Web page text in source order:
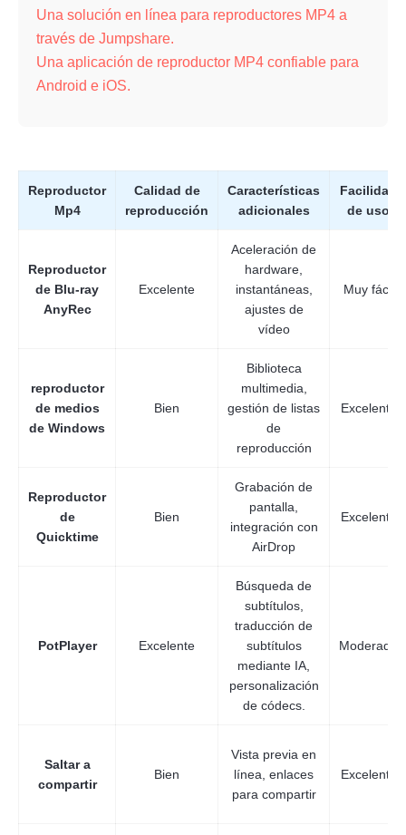
Una solución en línea para reproductores MP4 a
través de Jumpshare.
Una aplicación de reproductor MP4 confiable para
Android e iOS.
Reproductor
Mp4
Calidad de
reproducción
Características
adicionales
Facilidad
de uso
Reproductor
de Blu-ray
AnyRec
Excelente
Aceleración de
hardware,
instantáneas,
ajustes de
vídeo
Muy fácil
reproductor
de medios
de Windows
Bien
Biblioteca
multimedia,
gestión de listas
de
reproducción
Excelente
Reproductor
de
Quicktime
Bien
Grabación de
pantalla,
integración con
AirDrop
Excelente
PotPlayer Excelente
Búsqueda de
subtítulos,
traducción de
subtítulos
mediante IA,
personalización
de códecs.
Moderado
Saltar a
compartir
Bien
Vista previa en
línea, enlaces
para compartir
Excelente